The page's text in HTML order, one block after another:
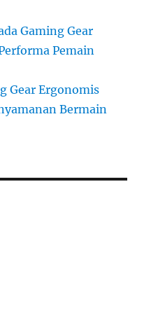
Gaming Gear
Pemain
Gear Ergonomis
Bermain